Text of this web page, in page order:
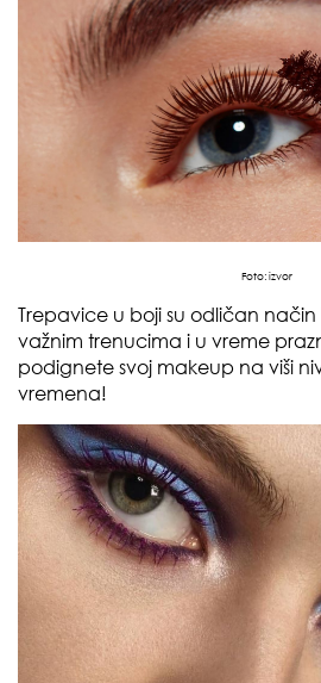
Foto:izvor
Trepavice u boji su odličan način
važnim trenucima i u vreme
podignete svoj makeup na viši
vremena!